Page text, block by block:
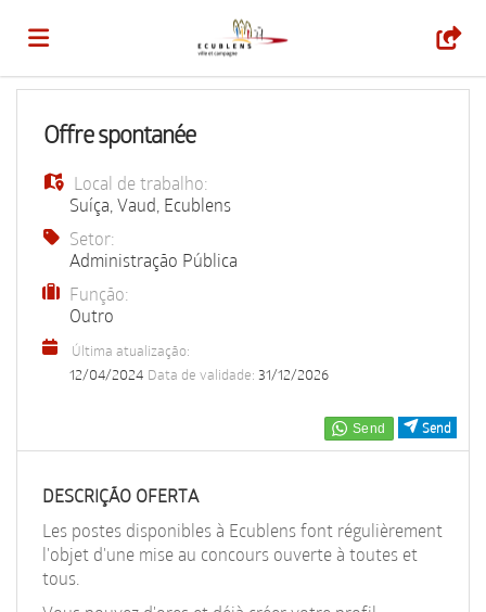
inicial
Ofertas
de
emprego
Regista-
te
Iniciar
EN
FR
Send
Offre spontanée
Local de trabalho:
Suíça Vaud Ecublens
Setor:
Administração Pública
Função:
Outro
Última atualização:
12/04/2024 Data de validade: 31/12/2026
DESCRIÇÃO OFERTA
Les postes disponibles à Ecublens font régulièrement
l'objet d'une mise au concours ouverte à toutes et
tous.